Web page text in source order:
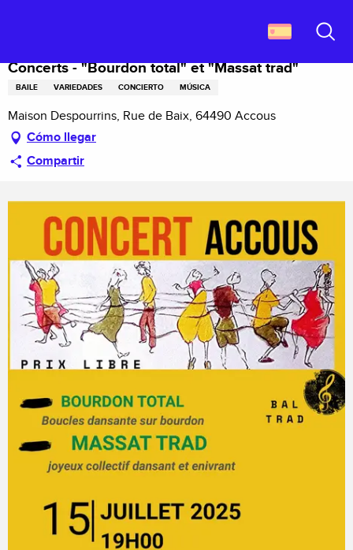
principal
Concerts - "Bourdon total" et "Massat trad"
BAILE VARIEDADES CONCIERTO MÚSICA
Maison Despourrins, Rue de Baix, 64490 Accous
Cómo llegar
Compartir